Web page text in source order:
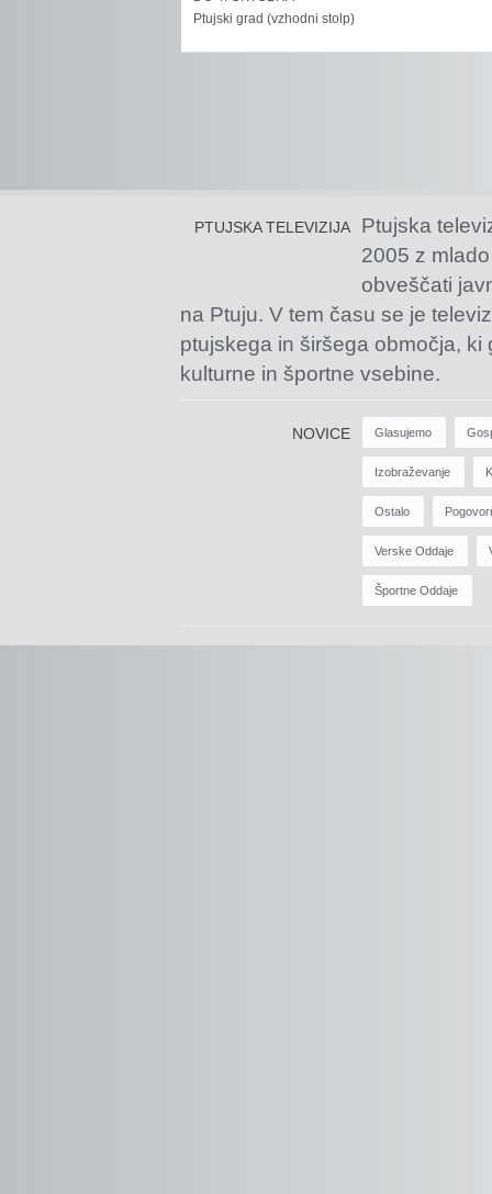
Ptujski grad (vzhodni stolp)
PTUJSKA TELEVIZIJA
Ptujska
2005 z
obveščati
na Ptuju. V tem času se je
ptujskega in širšega območja,
kulturne in športne vsebine.
NOVICE Glasujemo
Izobraževanje
Ostalo
Verske Oddaje
Športne Oddaje